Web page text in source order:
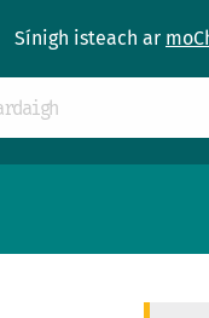
Sínigh isteach ar